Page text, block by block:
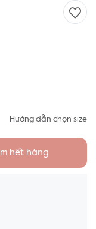
Hướng dẫn chọn size
hết hàng